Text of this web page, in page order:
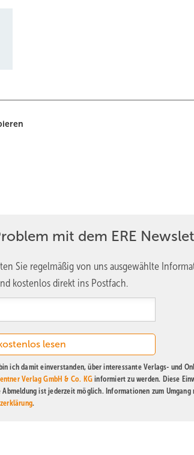
mit dem ERE
Sie regelmäßig von uns ausgewählte
kostenlos direkt ins Postfach.
ich damit einverstanden, über interessante Verlags- und
Verlag GmbH & Co. KGinformiert zu werden. Diese
ist jederzeit möglich. Informationen zum Umgang
.